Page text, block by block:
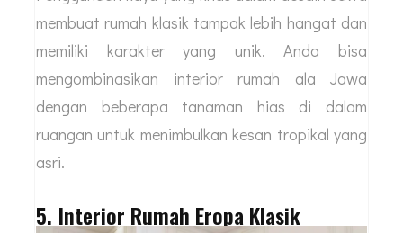
membuat rumah klasik tampak lebih hangat dan
memiliki karakter yang unik. Anda bisa
mengombinasikan interior rumah ala Jawa
dengan beberapa tanaman hias di dalam
ruangan untuk menimbulkan kesan tropikal yang
asri.
5. Interior Rumah Eropa Klasik